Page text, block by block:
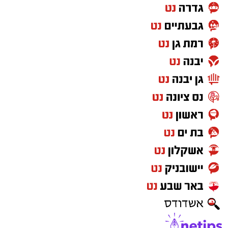
ועזבו לרגע את דעתי האישית, שמי שלא תורם
למדינה לא יכול לצפות ליהנות מכל הזכויות שהיא
מעניקה. ולא חסרות דרכים לתרום למדינה שבה
אתה חי, מגדל את ילדיך וישן בביטחון מדי לילה.
אבל מעבר לשאלת השוויון בנטל, אני שואלת את
עצמי איזה מסר אנחנו מעבירים לילדים שלנו,
לציבור הישראלי ולעולם כולו.
מה הם רואים?
עם שמפוצל למחנות.
"אנחנו" ו"הם".
"אנחנו מתגייסים" ו"הם לא".